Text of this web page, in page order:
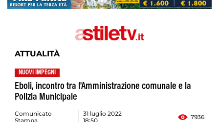
ATTUALITÀ
NUOVI IMPEGNI
Eboli, incontro tra l'Amministrazione comunale e la
Polizia Municipale
Comunicato
Stampa
31 luglio 2022
18:50
7936